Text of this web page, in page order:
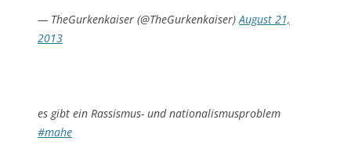
— TheGurkenkaiser (@TheGurkenkaiser)August 21,
2013
es gibt ein Rassismus- und nationalismusproblem
#mahe